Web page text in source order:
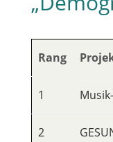
Rang
1
2